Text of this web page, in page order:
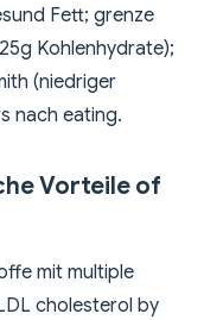
Fett; grenze
Kohlenhydrate);
(niedriger
nach eating.
Vorteile of
mit multiple
cholesterol by